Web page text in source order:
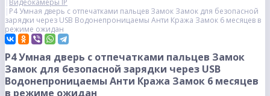
Видеокамеры IP
P4 Умная дверь с отпечатками пальцев Замок Замок для безопасной
зарядки через USB Водонепроницаемы Анти Кража Замок 6 месяцев в
режиме ожидан
P4 Умная дверь с отпечатками пальцев Замок
Замок для безопасной зарядки через USB
Водонепроницаемы Анти Кража Замок 6 месяцев
в режиме ожидан